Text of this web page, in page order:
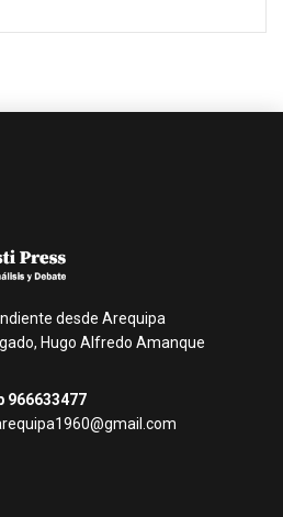
desde Arequipa
Hugo Alfredo Amanque
966633477